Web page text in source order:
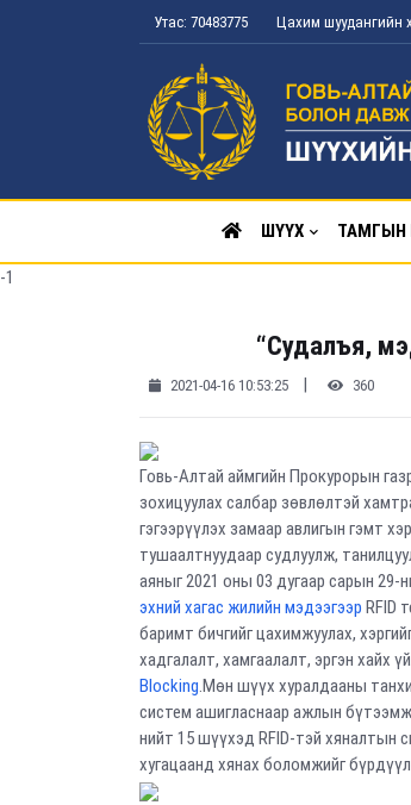
Утас: 70483775 Цахим шуудангийн
ШҮҮХ ТАМГЫН
-1
“Судалъя,
2021-04-16 10:53:25 | 360
Говь-Алтай аймгийн Прокурорын
зохицуулах салбар зөвлөлтэй
гэгээрүүлэх замаар авлигын гэмт
тушаалтнуудаар судлуулж,
аяныг 2021 оны 03 дугаар сарын 29-
эхний хагас жилийн мэдээгээр RFID
баримт бичгийг цахимжуулах,
хадгалалт, хамгаалалт, эргэн хайх
Blocking.Мөн шүүх хуралдааны
систем ашигласнаар ажлын
нийт 15 шүүхэд RFID-тэй хяналтын
хугацаанд хянах боломжийг